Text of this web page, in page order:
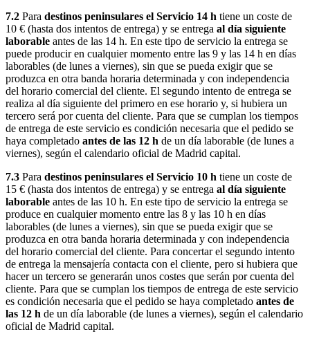
7.2 Para destinos peninsulares el Servicio 14 h tiene un coste de
10 € (hasta dos intentos de entrega) y se entrega al día siguiente
laborable antes de las 14 h. En este tipo de servicio la entrega se
puede producir en cualquier momento entre las 9 y las 14 h en días
laborables (de lunes a viernes), sin que se pueda exigir que se
produzca en otra banda horaria determinada y con independencia
del horario comercial del cliente. El segundo intento de entrega se
realiza al día siguiente del primero en ese horario y, si hubiera un
tercero será por cuenta del cliente. Para que se cumplan los tiempos
de entrega de este servicio es condición necesaria que el pedido se
haya completado antes de las 12 h de un día laborable (de lunes a
viernes), según el calendario oficial de Madrid capital.
7.3 Para destinos peninsulares el Servicio 10 h tiene un coste de
15 € (hasta dos intentos de entrega) y se entrega al día siguiente
laborable antes de las 10 h. En este tipo de servicio la entrega se
produce en cualquier momento entre las 8 y las 10 h en días
laborables (de lunes a viernes), sin que se pueda exigir que se
produzca en otra banda horaria determinada y con independencia
del horario comercial del cliente. Para concertar el segundo intento
de entrega la mensajería contacta con el cliente, pero si hubiera que
hacer un tercero se generarán unos costes que serán por cuenta del
cliente. Para que se cumplan los tiempos de entrega de este servicio
es condición necesaria que el pedido se haya completado antes de
las 12 h de un día laborable (de lunes a viernes), según el calendario
oficial de Madrid capital.